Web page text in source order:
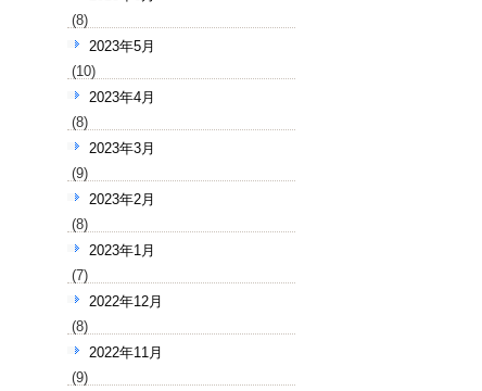
(8)
2023年5月
(10)
2023年4月
(8)
2023年3月
(9)
2023年2月
(8)
2023年1月
(7)
2022年12月
(8)
2022年11月
(9)